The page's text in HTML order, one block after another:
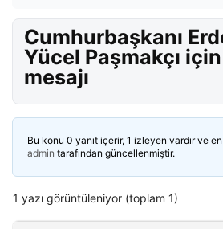
Cumhurbaşkanı
Yücel Paşmakçı
mesajı
Bu konu 0 yanıt içerir, 1 izleyen vardır ve
admin tarafından güncellenmiştir.
1 yazı görüntüleniyor (toplam 1)